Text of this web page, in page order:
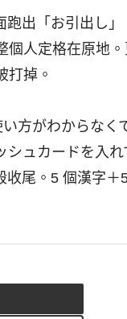
出「お引出し」
個人定格在原地
打掉。
方がわからな
ュカードを入れ
收尾。5 個漢字＋